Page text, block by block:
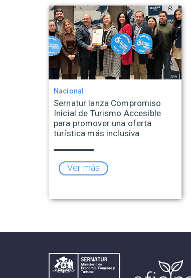
Nacional
Sernatur lanza Compromiso
Inicial de Turismo Accesible
para promover una oferta
turística más inclusiva
Ver más